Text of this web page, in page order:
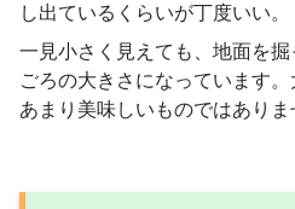
し出ているくらいが丁度いい。
一見小さく見えても、地面を
ごろの大きさになっています。
あまり美味しいものではありま